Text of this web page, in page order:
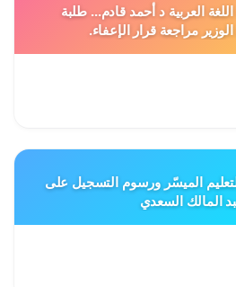
العربية د أحمد قادم... طلبة
مراجعة قرار الإعفاء.
الميسّر ورسوم التسجيل على
المالك السعدي